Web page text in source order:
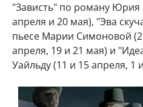
"Зависть" по роману
апреля и 20 мая), "Эва
пьесе Марии Симоновой
апреля, 19 и 21 мая) и
Уайльду (11 и 15 апреля, 1